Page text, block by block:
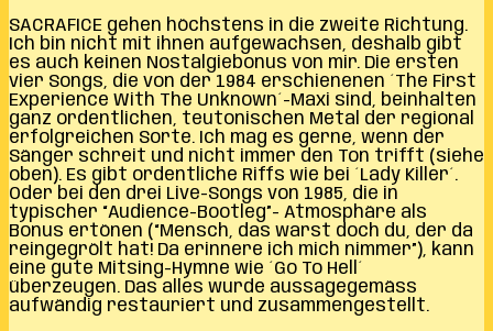
SACRAFICE gehen höchstens in die zweite Richtung.
Ich bin nicht mit ihnen aufgewachsen, deshalb gibt
es auch keinen Nostalgiebonus von mir. Die ersten
vier Songs, die von der 1984 erschienenen ´The First
Experience With The Unknown´-Maxi sind, beinhalten
ganz ordentlichen, teutonischen Metal der regional
erfolgreichen Sorte. Ich mag es gerne, wenn der
Sänger schreit und nicht immer den Ton trifft (siehe
oben). Es gibt ordentliche Riffs wie bei ´Lady Killer´.
Oder bei den drei Live-Songs von 1985, die in
typischer “Audience-Bootleg”- Atmosphäre als
Bonus ertönen (“Mensch, das warst doch du, der da
reingegrölt hat! Da erinnere ich mich nimmer”), kann
eine gute Mitsing-Hymne wie ´Go To Hell´
überzeugen. Das alles wurde aussagegemäss
aufwändig restauriert und zusammengestellt.